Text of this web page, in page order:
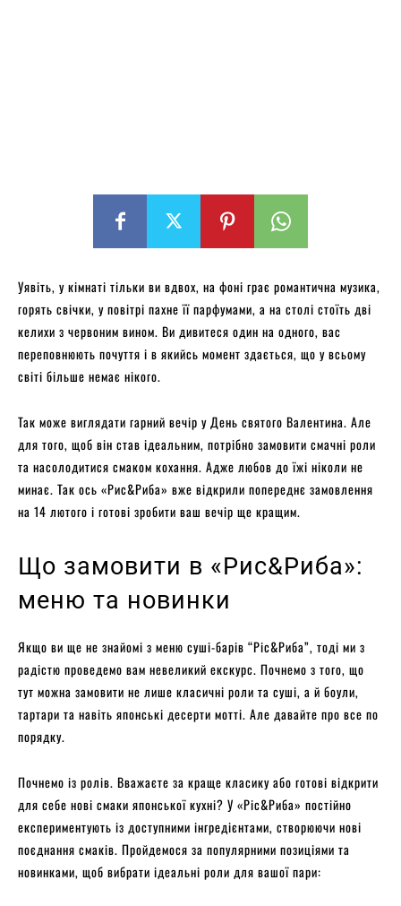
Уявіть, у кімнаті тільки ви вдвох, на фоні грає романтична музика,
горять свічки, у повітрі пахне її парфумами, а на столі стоїть дві
келихи з червоним вином. Ви дивитеся один на одного, вас
переповнюють почуття і в якийсь момент здається, що у всьому
світі більше немає нікого.
Так може виглядати гарний вечір у День святого Валентина. Але
для того, щоб він став ідеальним, потрібно замовити смачні роли
та насолодитися смаком кохання. Адже любов до їжі ніколи не
минає. Так ось «Рис&Риба» вже відкрили попереднє замовлення
на 14 лютого і готові зробити ваш вечір ще кращим.
Що замовити в «Рис&Риба»:
меню та новинки
Якщо ви ще не знайомі з меню суші-барів “Ріс&Риба”, тоді ми з
радістю проведемо вам невеликий екскурс. Почнемо з того, що
тут можна замовити не лише класичні роли та суші, а й боули,
тартари та навіть японські десерти мотті. Але давайте про все по
порядку.
Почнемо із ролів. Вважаєте за краще класику або готові відкрити
для себе нові смаки японської кухні? У «Ріс&Риба» постійно
експериментують із доступними інгредієнтами, створюючи нові
поєднання смаків. Пройдемося за популярними позиціями та
новинками, щоб вибрати ідеальні роли для вашої пари: